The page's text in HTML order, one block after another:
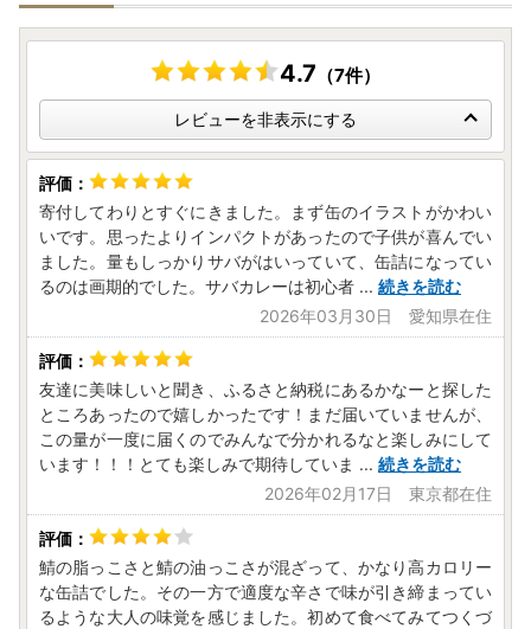
4.7 （7件）
レビューを非表示にする
寄付してわりとすぐにきました。まず缶のイラストがかわい
いです。思ったよりインパクトがあったので子供が喜んでい
ました。量もしっかりサバがはいっていて、缶詰になってい
るのは画期的でした。サバカレーは初心者 ... 続きを読む
2026年03月30日 愛知県在住
友達に美味しいと聞き、ふるさと納税にあるかなーと探した
ところあったので嬉しかったです！まだ届いていませんが、
この量が一度に届くのでみんなで分かれるなと楽しみにして
います！！！とても楽しみで期待していま ... 続きを読む
2026年02月17日 東京都在住
鯖の脂っこさと鯖の油っこさが混ざって、かなり高カロリー
な缶詰でした。その一方で適度な辛さで味が引き締まってい
るような大人の味覚を感じました。初めて食べてみてつくづ